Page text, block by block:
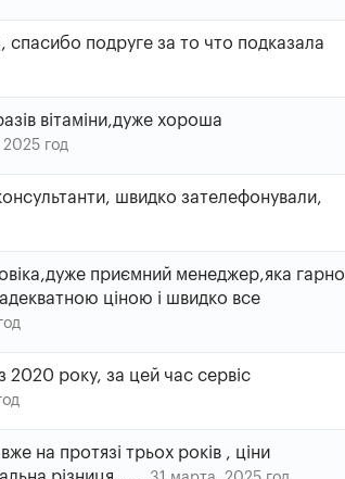
спасибо подруге за то что подказала
вітаміни,дуже хороша
год
консультанти, швидко зателефонували,
приємний менеджер,яка гарно
адекватною ціною і швидко все
2020 року, за цей час сервіс
на протязі трьох років , ціни